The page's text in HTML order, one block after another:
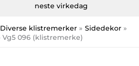
neste virkedag
Diverse klistremerker
Sidedekor
Vg5 096 (klistremerke)